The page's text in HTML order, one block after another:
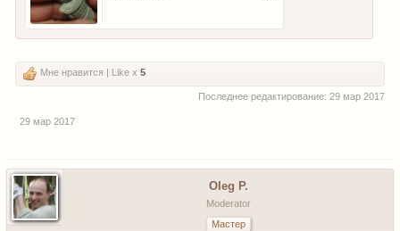
Мне нравится | Like x 5
Последнее редактирование: 29 мар 2017
29 мар 2017
Oleg P.
Moderator
Мастер